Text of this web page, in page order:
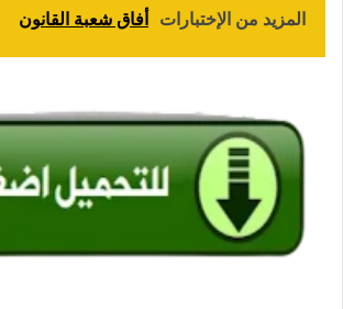
المزيد من الإختبارات أفاق شعبة القانون